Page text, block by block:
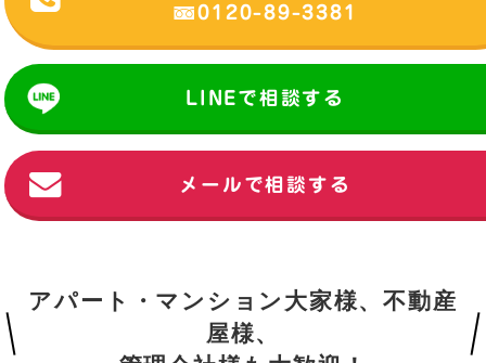
0120-89-3381
LINEで相談する
メールで相談する
アパート・マンション大家様、不動産
屋様、